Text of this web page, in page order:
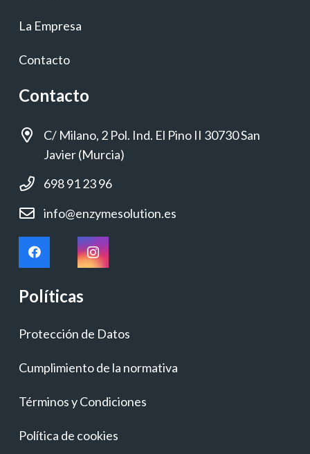
La Empresa
Contacto
Contacto
C/ Milano, 2 Pol. Ind. El Pino II 30730 San
Javier (Murcia)
698 91 23 96
info@enzymesolution.es
Políticas
Protección de Datos
Cumplimiento de la normativa
Términos y Condiciones
Política de cookies